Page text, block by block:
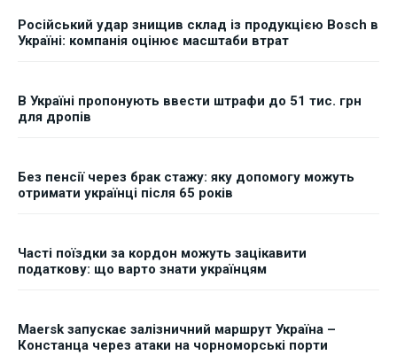
Російський удар знищив склад із продукцією Bosch в
Україні: компанія оцінює масштаби втрат
В Україні пропонують ввести штрафи до 51 тис. грн
для дропів
Без пенсії через брак стажу: яку допомогу можуть
отримати українці після 65 років
Часті поїздки за кордон можуть зацікавити
податкову: що варто знати українцям
Maersk запускає залізничний маршрут Україна –
Констанца через атаки на чорноморські порти